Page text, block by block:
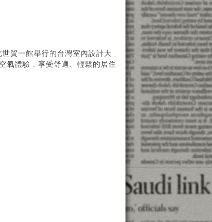
貿一館舉行的台灣室內設計大
氣體驗，享受舒適、輕鬆的居住